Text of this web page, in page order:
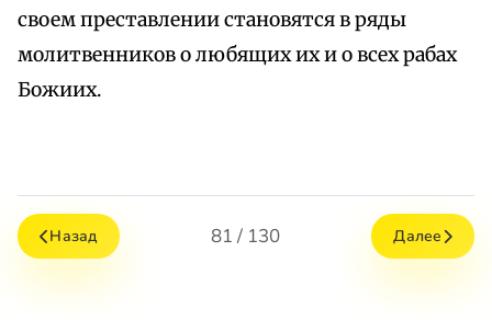
своем преставлении становятся в ряды
молитвенников о любящих их и о всех рабах
Божиих.
Назад 81 / 130 Далее